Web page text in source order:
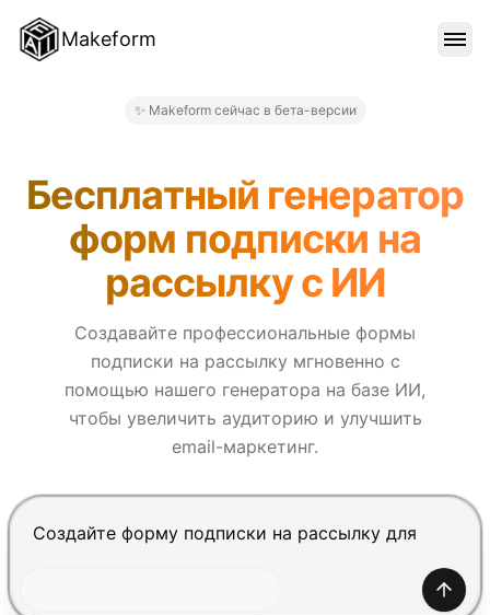
Makeform
БЛОГ
ЦЕНЫ
ВОЙТИ
ПОПРОБОВАТЬ БЕСПЛАТНО
✨ Makeform сейчас в бета-версии
Бесплатный генератор
форм подписки на
рассылку с ИИ
Создавайте профессиональные формы
подписки на рассылку мгновенно с
помощью нашего генератора на базе ИИ,
чтобы увеличить аудиторию и улучшить
email-маркетинг.
Нажмите Enter, чтобы отправить, Shift+Enter —